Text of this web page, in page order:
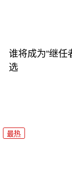
谁将成为“继任
选
最热